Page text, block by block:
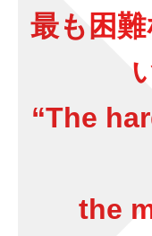
最も困
“The
the